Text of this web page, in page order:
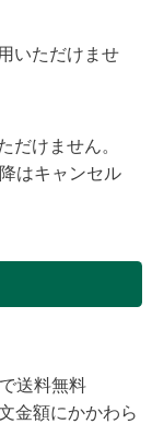
いただけませ
けません。
はキャンセル
送料無料
金額にかかわら